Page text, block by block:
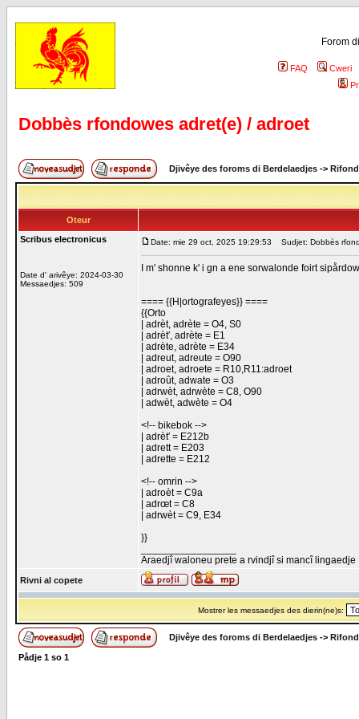
Forom
FAQ
Cweri
Dobbès rfondowes adret(e) / adroet
Djivêye des foroms di Berdelaedjes ->
Oteur
Scribus electronicus
Date d' arivêye: 2024-03-30
Messaedjes: 509
Date: mie 29 oct, 2025 19:29:53 Sudjet: Dobbès
I m' shonne k' i gn a ene sorwalonde foirt
==== {{H|ortografeyes}} ====
{{Orto
| adrèt, adrète = O4, S0
| adrèt′, adrète = E1
| adrète, adrète = E34
| adreut, adreute = O90
| adroet, adroete = R10,R11:adroet
| adroût, adwate = O3
| adrwèt, adrwète = C8, O90
| adwèt, adwète = O4
<!-- bikebok -->
| adrèt′ = E212b
| adrett = E203
| adrette = E212
<!-- omrin -->
| adroèt = C9a
| adrœt = C8
| adrwèt = C9, E34
}}
Araedjî waloneu prete a rvindjî si mancî lingaedje
Rivni al copete
Mostrer les messaedjes des dierin(ne)s:
Djivêye des foroms di Berdelaedjes ->
Pådje 1 so 1